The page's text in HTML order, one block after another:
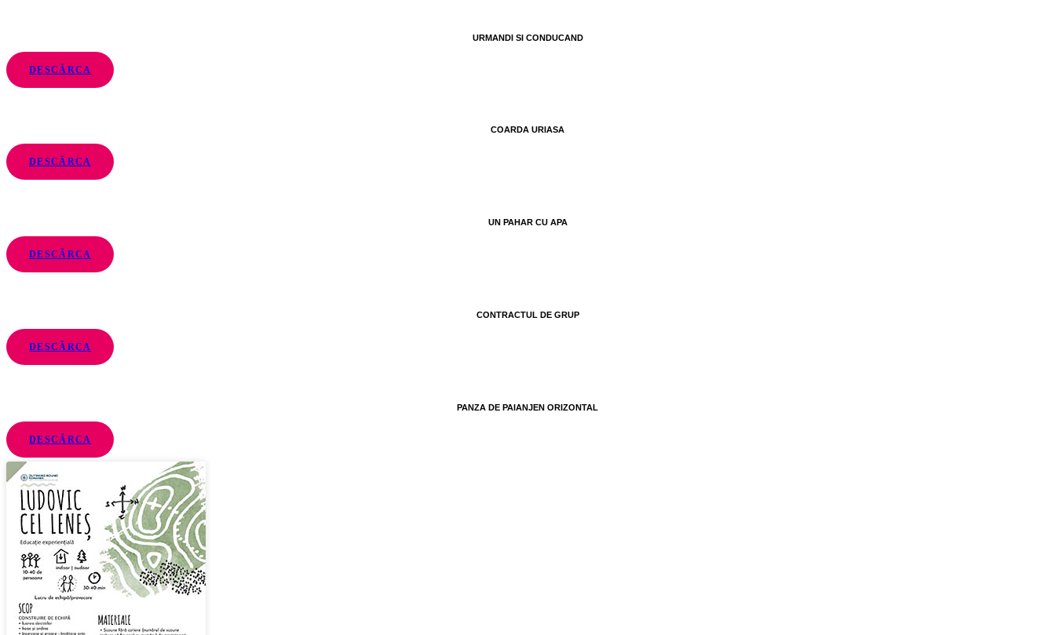
URMANDI SI CONDUCAND
DESCĂRCA
COARDA URIASA
DESCĂRCA
UN PAHAR CU APA
DESCĂRCA
CONTRACTUL DE GRUP
DESCĂRCA
PANZA DE PAIANJEN ORIZONTAL
DESCĂRCA